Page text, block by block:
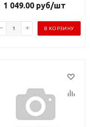
1 049.00 руб/шт
В КОРЗИНУ